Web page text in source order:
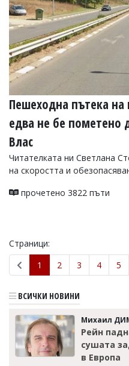
Пешеходна пътека на
едва не бе пометено
Влас
Читателката ни Светлана
на скоростта и
прочетено 3822 пъти
Страници:
1
2 3 4 5
ВСИЧКИ НОВИНИ
Михаил
Рейн
сушата
в Европа